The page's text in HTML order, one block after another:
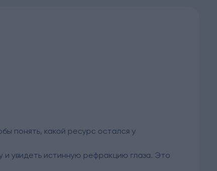
понять, какой ресурс остался у
увидеть истинную рефракцию глаза. Это